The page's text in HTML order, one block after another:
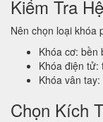
Kiểm Tra
Nên chọn loại khóa
Khóa cơ: bền
Khóa điện tử:
Khóa vân
Chọn Kích